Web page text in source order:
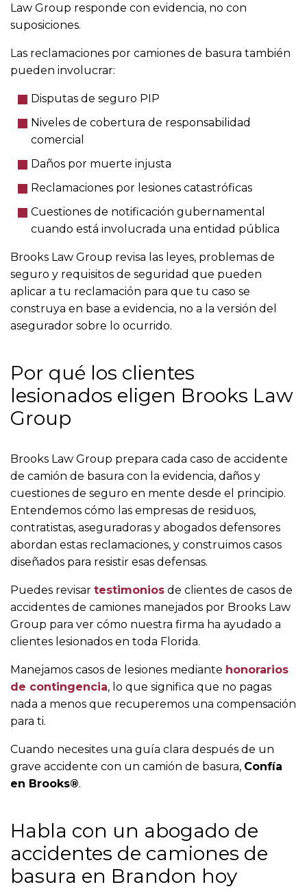
Law Group responde con evidencia, no con
suposiciones.
Las reclamaciones por camiones de basura también
pueden involucrar:
Disputas de seguro PIP
Niveles de cobertura de responsabilidad
comercial
Daños por muerte injusta
Reclamaciones por lesiones catastróficas
Cuestiones de notificación gubernamental
cuando está involucrada una entidad pública
Brooks Law Group revisa las leyes, problemas de
seguro y requisitos de seguridad que pueden
aplicar a tu reclamación para que tu caso se
construya en base a evidencia, no a la versión del
asegurador sobre lo ocurrido.
Por qué los clientes
lesionados eligen Brooks Law
Group
Brooks Law Group prepara cada caso de accidente
de camión de basura con la evidencia, daños y
cuestiones de seguro en mente desde el principio.
Entendemos cómo las empresas de residuos,
contratistas, aseguradoras y abogados defensores
abordan estas reclamaciones, y construimos casos
diseñados para resistir esas defensas.
Puedes revisar testimonios de clientes de casos de
accidentes de camiones manejados por Brooks Law
Group para ver cómo nuestra firma ha ayudado a
clientes lesionados en toda Florida.
Manejamos casos de lesiones mediante honorarios
de contingencia, lo que significa que no pagas
nada a menos que recuperemos una compensación
para ti.
Cuando necesites una guía clara después de un
grave accidente con un camión de basura, Confía
en Brooks®.
Habla con un abogado de
accidentes de camiones de
basura en Brandon hoy